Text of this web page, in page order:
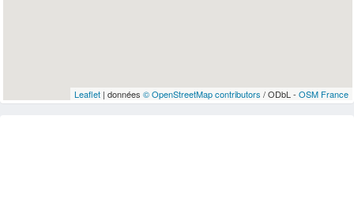
Leaflet| données © OpenStreetMap contributors / ODbL - OSM France